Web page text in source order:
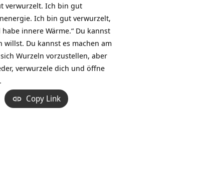
verwurzelt. Ich bin gut
Ich bin gut verwurzelt,
innere Wärme.“ Du kannst
Du kannst es machen am
Wurzeln vorzustellen, aber
verwurzele dich und öffne
Copy Link